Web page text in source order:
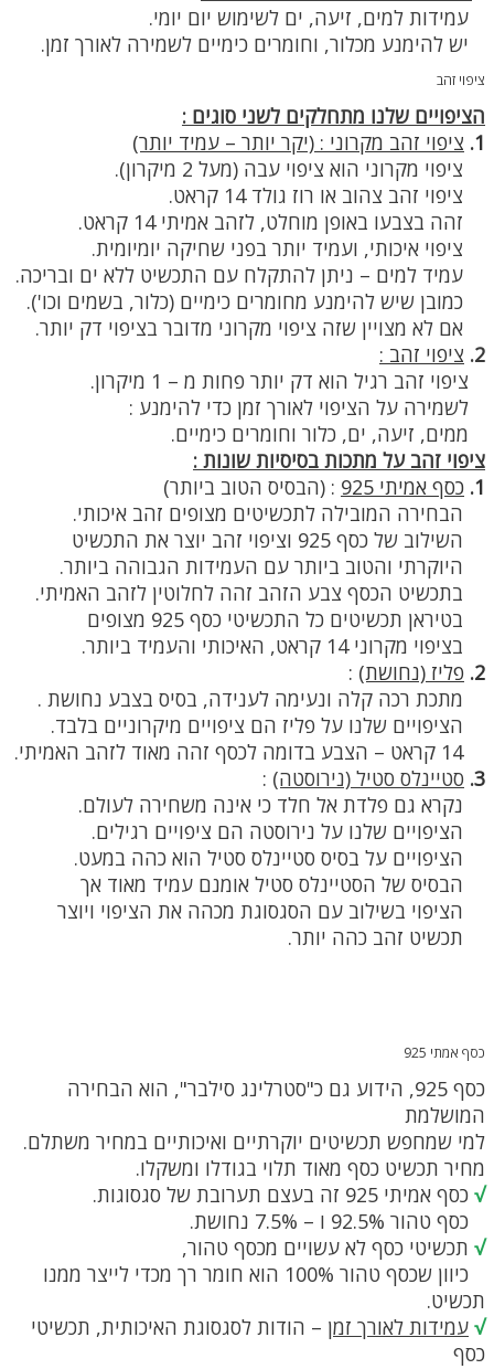
עמידות למים, זיעה, ים לשימוש יום יומי.
יש להימנע מכלור, וחומרים כימיים לשמירה לאורך זמן.
ציפוי זהב
הציפויים שלנו מתחלקים לשני סוגים :
1. ציפוי זהב מקרוני : (יקר יותר – עמיד יותר)
ציפוי מקרוני הוא ציפוי עבה (מעל 2 מיקרון).
ציפוי זהב צהוב או רוז גולד 14 קראט.
זהה בצבעו באופן מוחלט, לזהב אמיתי 14 קראט.
ציפוי איכותי, ועמיד יותר בפני שחיקה יומיומית.
עמיד למים – ניתן להתקלח עם התכשיט ללא ים ובריכה.
כמובן שיש להימנע מחומרים כימיים (כלור, בשמים וכו').
אם לא מצויין שזה ציפוי מקרוני מדובר בציפוי דק יותר.
2. ציפוי זהב :
ציפוי זהב רגיל הוא דק יותר פחות מ – 1 מיקרון.
לשמירה על הציפוי לאורך זמן כדי להימנע :
ממים, זיעה, ים, כלור וחומרים כימיים.
ציפוי זהב על מתכות בסיסיות שונות :
1. כסף אמיתי 925 : (הבסיס הטוב ביותר)
הבחירה המובילה לתכשיטים מצופים זהב איכותי.
השילוב של כסף 925 וציפוי זהב יוצר את התכשיט
היוקרתי והטוב ביותר עם העמידות הגבוהה ביותר.
בתכשיט הכסף צבע הזהב זהה לחלוטין לזהב האמיתי.
בטיראן תכשיטים כל התכשיטי כסף 925 מצופים
בציפוי מקרוני 14 קראט, האיכותי והעמיד ביותר.
2. פליז (נחושת) :
מתכת רכה קלה ונעימה לענידה, בסיס בצבע נחושת .
הציפויים שלנו על פליז הם ציפויים מיקרוניים בלבד.
14 קראט – הצבע בדומה לכסף זהה מאוד לזהב האמיתי.
3. סטיינלס סטיל (נירוסטה) :
נקרא גם פלדת אל חלד כי אינה משחירה לעולם.
הציפויים שלנו על נירוסטה הם ציפויים רגילים.
הציפויים על בסיס סטיינלס סטיל הוא כהה במעט.
הבסיס של הסטיינלס סטיל אומנם עמיד מאוד אך
הציפוי בשילוב עם הסגסוגת מכהה את הציפוי ויוצר
תכשיט זהב כהה יותר.
כסף אמתי 925
כסף 925, הידוע גם כ"סטרלינג סילבר", הוא הבחירה
המושלמת
למי שמחפש תכשיטים יוקרתיים ואיכותיים במחיר משתלם.
מחיר תכשיט כסף מאוד תלוי בגודלו ומשקלו.
√ כסף אמיתי 925 זה בעצם תערובת של סגסוגות.
כסף טהור 92.5% ו – 7.5% נחושת.
√ תכשיטי כסף לא עשויים מכסף טהור,
כיוון שכסף טהור 100% הוא חומר רך מכדי לייצר ממנו
תכשיט.
√ עמידות לאורך זמן – הודות לסגסוגת האיכותית, תכשיטי
כסף